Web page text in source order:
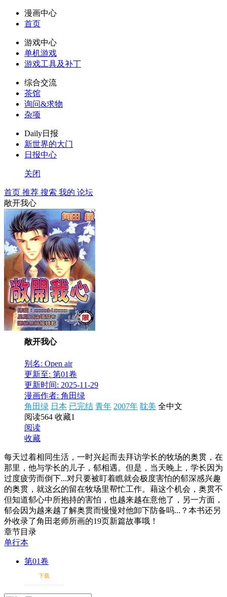
漫画中心
首页
游戏中心
单机游戏
游戏工具及补丁
综合交流
茶馆
询问&求物
杂项
Daily日报
新世界的大门
日报中心
关闭
首页 推荐 搜索 我的 论坛
敞开我心
敞开我心
别名: Open air
更新至: 第01卷
更新时间: 2025-11-29
漫画作者: 角田绿
角田绿 日本 已完结 青年 2007年 耽美 全中文
阅读564 收藏1
阅读
收藏
每天过着相同生活，一时兴起而去拜访学长的牧场的奥贯，在
那里，他与学长的儿子，郁相遇。但是，当天晚上，学长因为
过度疲劳而倒下...对只要被盯着瞧就会极度害怕的郁深感兴趣
的奥贯，就这幺的留在牧场里帮忙工作。藉这个机会，奥贯不
但知道郁心中所抱持的害怕，也越来越在意他了，另一方面，
郁会因为越来越了解奥贯而慢慢对他卸下防备吗...？本书还另
外收录了角田老师所画的19页新篇故事哦！
章节目录
单行本
第01卷
下载